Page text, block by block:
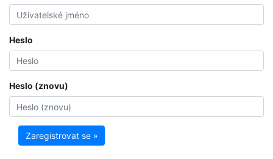
Heslo
Heslo (znovu)
Zaregistrovat se »